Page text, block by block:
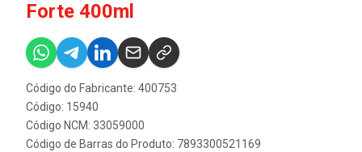
Forte 400ml
Código do Fabricante: 400753
Código: 15940
Código NCM: 33059000
Código de Barras do Produto: 7893300521169